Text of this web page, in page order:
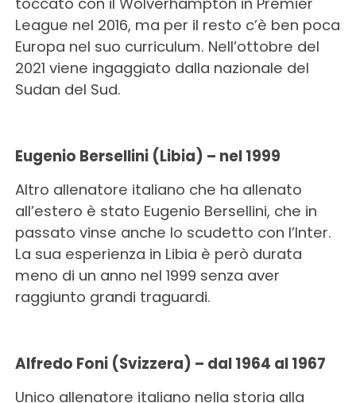
League nel 2016, ma per il resto c’è ben poca
Europa nel suo curriculum. Nell’ottobre del
2021 viene ingaggiato dalla nazionale del
Sudan del Sud.
Eugenio Bersellini (Libia) – nel 1999
Altro allenatore italiano che ha allenato
all’estero è stato Eugenio Bersellini, che in
passato vinse anche lo scudetto con l’Inter.
La sua esperienza in Libia è però durata
meno di un anno nel 1999 senza aver
raggiunto grandi traguardi.
Alfredo Foni (Svizzera) – dal 1964 al 1967
Unico allenatore italiano nella storia alla